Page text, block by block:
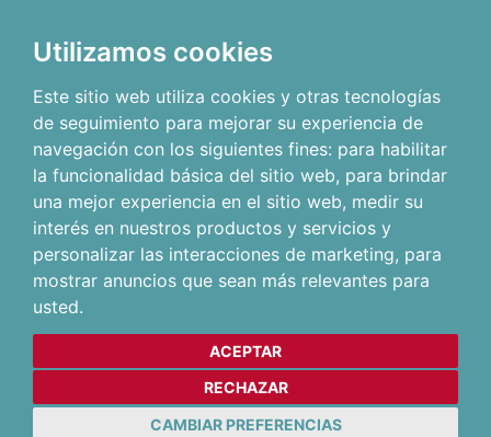
Utilizamos cookies
Este sitio web utiliza cookies y otras tecnologías
de seguimiento para mejorar su experiencia de
navegación con los siguientes fines: para habilitar
la funcionalidad básica del sitio web, para brindar
una mejor experiencia en el sitio web, medir su
interés en nuestros productos y servicios y
personalizar las interacciones de marketing, para
mostrar anuncios que sean más relevantes para
usted.
ACEPTAR
RECHAZAR
CAMBIAR PREFERENCIAS